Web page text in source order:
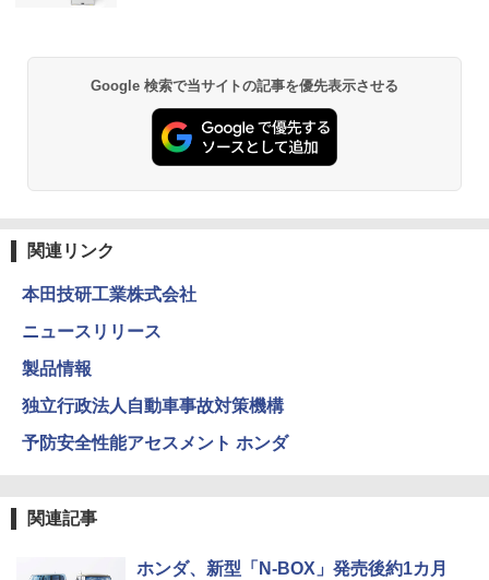
Google 検索で当サイトの記事を優先表示させる
関連リンク
本田技研工業株式会社
ニュースリリース
製品情報
独立行政法人自動車事故対策機構
予防安全性能アセスメント ホンダ
関連記事
ホンダ、新型「N-BOX」発売後約1カ月